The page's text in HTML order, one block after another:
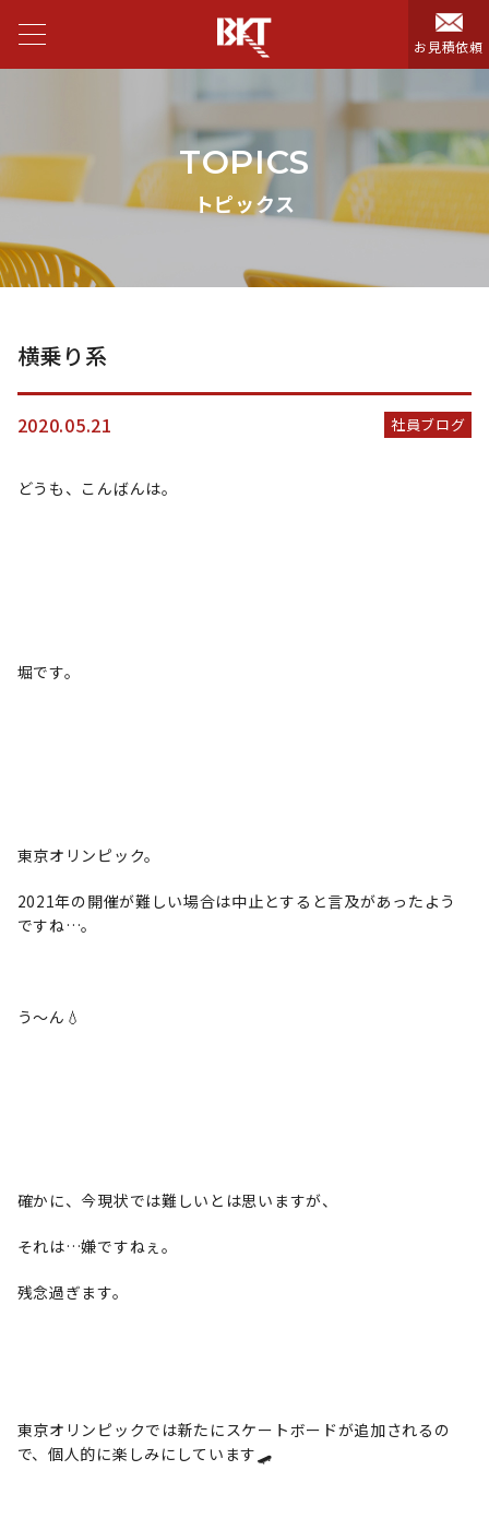
お見積依頼
TOPICS
トピックス
横乗り系
2020.05.21 社員ブログ
どうも、こんばんは。
堀です。
東京オリンピック。
2021年の開催が難しい場合は中止とすると言及があったよう
ですね…。
う〜ん💧
確かに、今現状では難しいとは思いますが、
それは…嫌ですねぇ。
残念過ぎます。
東京オリンピックでは新たにスケートボードが追加されるの
で、個人的に楽しみにしています🛹